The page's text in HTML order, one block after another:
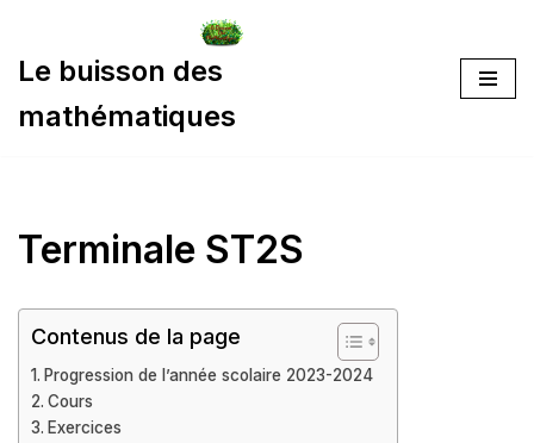
Aller
contenu
Le buisson des
mathématiques
Terminale ST2S
Contenus de la page
Progression de l’année scolaire 2023-2024
Cours
Exercices